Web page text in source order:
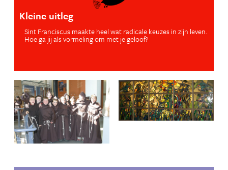
Kleine uitleg
Sint Franciscus maakte heel wat radicale keuzes in zijn leven.
Hoe ga jij als vormeling om met je geloof?